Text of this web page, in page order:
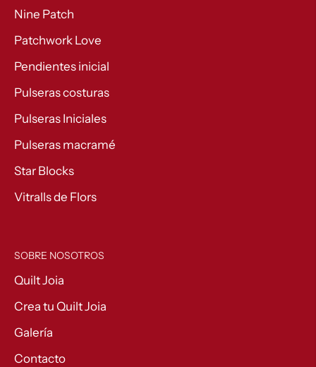
Nine Patch
Patchwork Love
Pendientes inicial
Pulseras costuras
Pulseras Iniciales
Pulseras macramé
Star Blocks
Vitralls de Flors
SOBRE NOSOTROS
Quilt Joia
Crea tu Quilt Joia
Galería
Contacto